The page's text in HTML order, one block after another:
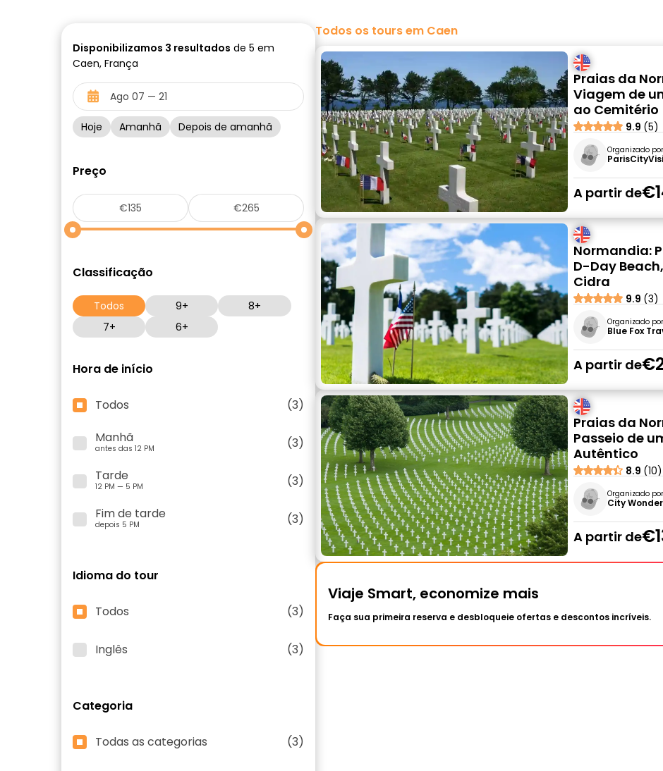
Disponibilizamos 3 resultados de 5 em
Caen, França
Hoje Amanhã Depois de amanhã
Preço
Classificação
Todos 9+
8+
7+
6+
Hora de início
Todos
(3)
Manhã
antes das 12 PM
(3)
Tarde
12 PM — 5 PM
(3)
Fim de tarde
depois 5 PM (3)
Idioma do tour
Todos (3)
Inglês (3)
Categoria
Todas as categorias (3)
Todos os tours em Caen
Praias da
Viagem de
ao Cemitério
9.9 (5)
Organizado por
A partir de
Normandia:
D-Day
Cidra
9.9 (3)
Organizado por
Blue Fox
A partir de
Praias da
Passeio de
Autêntico
8.9 (10)
Organizado por
City
A partir de
Viaje Smart, economize mais
Faça sua primeira reserva e desbloqueie ofertas e descontos incríveis.